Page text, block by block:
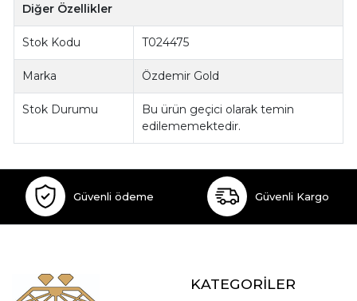
Diğer Özellikler
Stok Kodu T024475
Marka Özdemir Gold
Stok Durumu
Bu ürün geçici olarak temin
edilememektedir.
Güvenli ödeme Güvenli Kargo
KATEGORİLER